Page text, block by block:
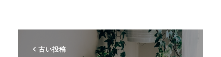
古い投稿